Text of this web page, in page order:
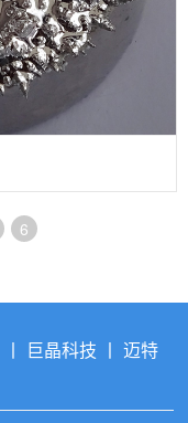
6
丨 巨晶科技 丨迈特